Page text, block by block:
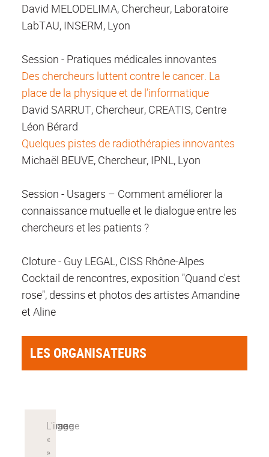
David MELODELIMA, Chercheur, Laboratoire
LabTAU, INSERM, Lyon
Session - Pratiques médicales innovantes
Des chercheurs luttent contre le cancer. La
place de la physique et de l’informatique
David SARRUT, Chercheur, CREATIS, Centre
Léon Bérard
Quelques pistes de radiothérapies innovantes
Michaël BEUVE, Chercheur, IPNL, Lyon
Session - Usagers – Comment améliorer la
connaissance mutuelle et le dialogue entre les
chercheurs et les patients ?
Cloture - Guy LEGAL, CISS Rhône-Alpes
Cocktail de rencontres, exposition "Quand c'est
rose", dessins et photos des artistes Amandine
et Aline
LES ORGANISATEURS